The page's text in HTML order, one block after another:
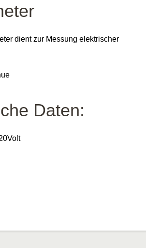
dient zur Messung elektrischer
Daten: